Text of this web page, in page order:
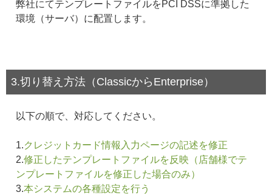
弊社にてテンプレートファイルをPCI DSSに準拠した
環境（サーバ）に配置します。
3.切り替え方法（ClassicからEnterprise）
以下の順で、対応してください。
1.クレジットカード情報入力ページの記述を修正
2.修正したテンプレートファイルを反映（店舗様でテ
ンプレートファイルを修正した場合のみ）
3.本システムの各種設定を行う